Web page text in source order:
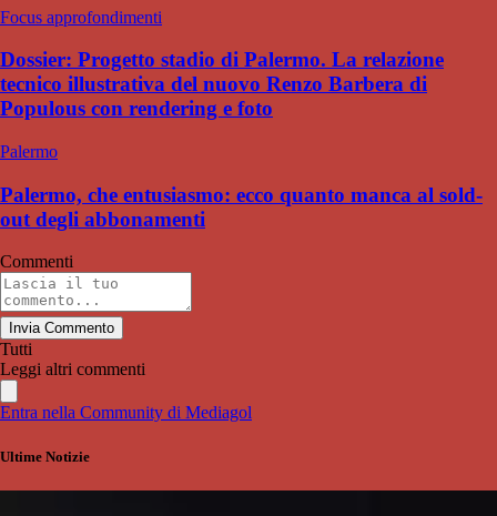
Focus approfondimenti
Dossier: Progetto stadio di Palermo. La relazione
tecnico illustrativa del nuovo Renzo Barbera di
Populous con rendering e foto
Palermo
Palermo, che entusiasmo: ecco quanto manca al sold-
out degli abbonamenti
Commenti
Invia Commento
Tutti
Leggi altri commenti
Entra nella Community di Mediagol
Ultime Notizie